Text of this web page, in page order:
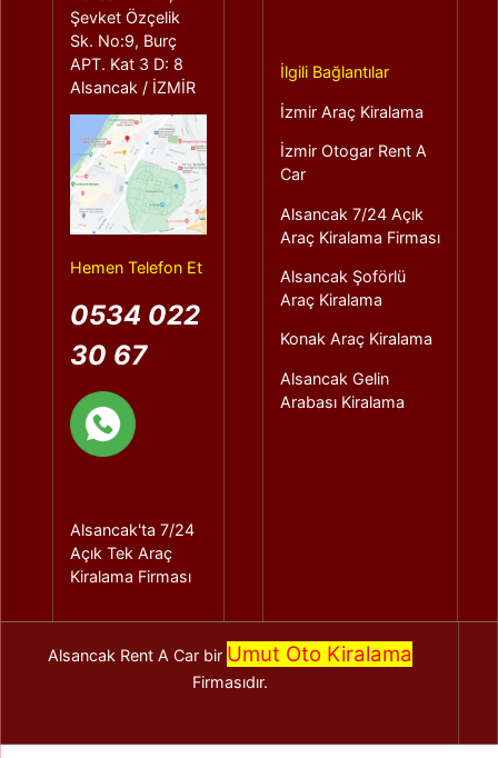
Şevket Özçelik
Sk. No:9, Burç
APT. Kat 3 D: 8
Alsancak / İZMİR
Hemen Telefon Et
0534 022
30 67
Alsancak'ta 7/24
Açık Tek Araç
Kiralama Firması
İlgili Bağlantılar
İzmir Araç Kiralama
İzmir Otogar Rent A
Car
Alsancak 7/24 Açık
Araç Kiralama Firması
Alsancak Şoförlü
Araç Kiralama
Konak Araç Kiralama
Alsancak Gelin
Arabası Kiralama
Alsancak Rent A Car bir Umut Oto Kiralama
Firmasıdır.